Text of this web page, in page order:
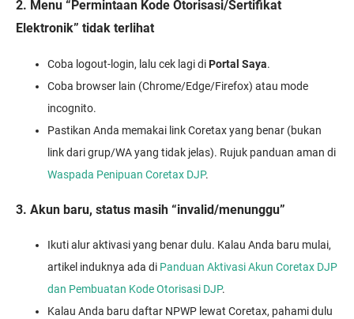
2. Menu “Permintaan Kode Otorisasi/Sertifikat
Elektronik” tidak terlihat
Coba logout-login, lalu cek lagi diPortal Saya.
Coba browser lain (Chrome/Edge/Firefox) atau mode
incognito.
Pastikan Anda memakai link Coretax yang benar (bukan
link dari grup/WA yang tidak jelas). Rujuk panduan aman di
Waspada Penipuan Coretax DJP.
3. Akun baru, status masih “invalid/menunggu”
Ikuti alur aktivasi yang benar dulu. Kalau Anda baru mulai,
artikel induknya ada di Panduan Aktivasi Akun Coretax DJP
dan Pembuatan Kode Otorisasi DJP.
Kalau Anda baru daftar NPWP lewat Coretax, pahami dulu